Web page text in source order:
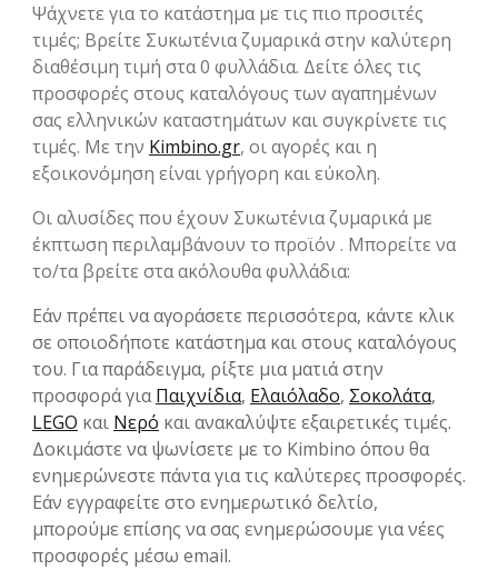
Ψάχνετε για το κατάστημα με τις πιο προσιτές
τιμές; Βρείτε Συκωτένια ζυμαρικά στην καλύτερη
διαθέσιμη τιμή στα 0 φυλλάδια. Δείτε όλες τις
προσφορές στους καταλόγους των αγαπημένων
σας ελληνικών καταστημάτων και συγκρίνετε τις
τιμές. Με την Kimbino.gr, οι αγορές και η
εξοικονόμηση είναι γρήγορη και εύκολη.
Οι αλυσίδες που έχουν Συκωτένια ζυμαρικά με
έκπτωση περιλαμβάνουν το προϊόν . Μπορείτε να
το/τα βρείτε στα ακόλουθα φυλλάδια:
Εάν πρέπει να αγοράσετε περισσότερα, κάντε κλικ
σε οποιοδήποτε κατάστημα και στους καταλόγους
του. Για παράδειγμα, ρίξτε μια ματιά στην
προσφορά γιαΠαιχνίδια, Ελαιόλαδο, Σοκολάτα,
LEGO και Νερό και ανακαλύψτε εξαιρετικές τιμές.
Δοκιμάστε να ψωνίσετε με το Kimbino όπου θα
ενημερώνεστε πάντα για τις καλύτερες προσφορές.
Εάν εγγραφείτε στο ενημερωτικό δελτίο,
μπορούμε επίσης να σας ενημερώσουμε για νέες
προσφορές μέσω email.